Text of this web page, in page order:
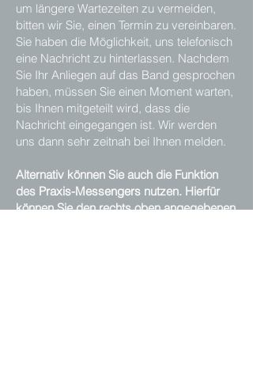
um längere Wartezeiten zu vermeiden,
bitten wir Sie, einen Termin zu vereinbaren.
Sie haben die Möglichkeit, uns telefonisch
eine Nachricht zu hinterlassen. Nachdem
Sie Ihr Anliegen auf das Band gesprochen
haben, müssen Sie einen Moment warten,
bis Ihnen mitgeteilt wird, dass die
Nachricht eingegangen ist. Wir werden
uns dann sehr zeitnah bei Ihnen melden.
Alternativ können Sie auch die Funktion
des Praxis-Messengers nutzen. Hierfür
können Sie den rechts oben angegebenen